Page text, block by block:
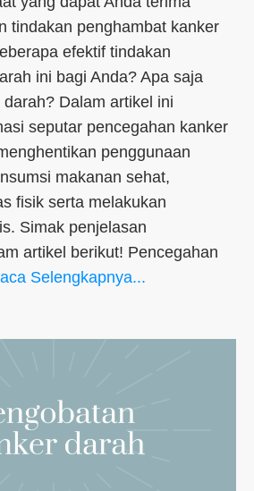
tindakan penghambat kanker
efektif tindakan
ini bagi Anda? Apa saja
Dalam artikel ini
seputar pencegahan kanker
penggunaan
makanan sehat,
fisik serta melakukan
Simak penjelasan
artikel berikut! Pencegahan
Selengkapnya...